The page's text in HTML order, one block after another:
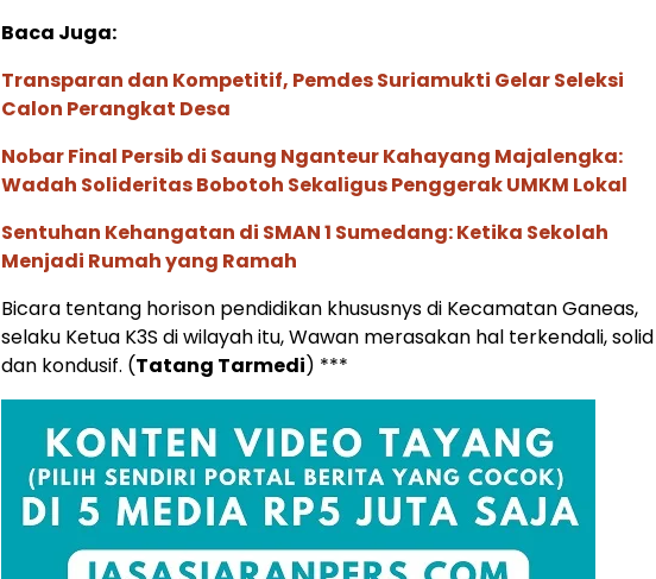
Baca Juga:
Transparan dan Kompetitif, Pemdes Suriamukti Gelar Seleksi
Calon Perangkat Desa
Nobar Final Persib di Saung Nganteur Kahayang Majalengka:
Wadah Solideritas Bobotoh Sekaligus Penggerak UMKM Lokal
Sentuhan Kehangatan di SMAN 1 Sumedang: Ketika Sekolah
Menjadi Rumah yang Ramah
Bicara tentang horison pendidikan khususnys di Kecamatan Ganeas,
selaku Ketua K3S di wilayah itu, Wawan merasakan hal terkendali, solid
dan kondusif. (Tatang Tarmedi) ***